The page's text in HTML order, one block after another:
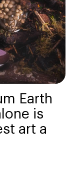
Earth
is
art a